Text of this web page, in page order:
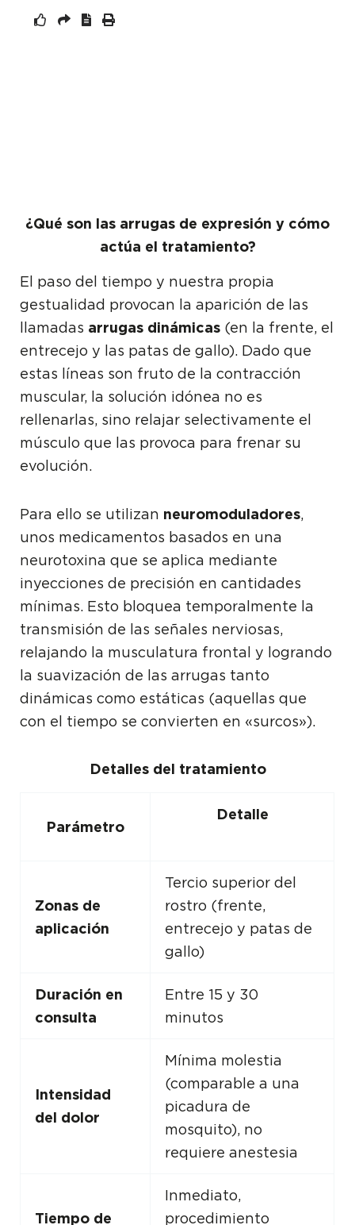
¿Qué son las arrugas de expresión y cómo
actúa el tratamiento?
El paso del tiempo y nuestra propia
gestualidad provocan la aparición de las
llamadas arrugas dinámicas (en la frente, el
entrecejo y las patas de gallo). Dado que
estas líneas son fruto de la contracción
muscular, la solución idónea no es
rellenarlas, sino relajar selectivamente el
músculo que las provoca para frenar su
evolución.
Para ello se utilizan neuromoduladores,
unos medicamentos basados en una
neurotoxina que se aplica mediante
inyecciones de precisión en cantidades
mínimas. Esto bloquea temporalmente la
transmisión de las señales nerviosas,
relajando la musculatura frontal y logrando
la suavización de las arrugas tanto
dinámicas como estáticas (aquellas que
con el tiempo se convierten en «surcos»).
Detalles del tratamiento
Parámetro
Detalle
Zonas de
aplicación
Tercio superior del
rostro (frente,
entrecejo y patas de
gallo)
Duración en
consulta
Entre 15 y 30
minutos
Intensidad
del dolor
Mínima molestia
(comparable a una
picadura de
mosquito), no
requiere anestesia
Tiempo de
Inmediato,
procedimiento